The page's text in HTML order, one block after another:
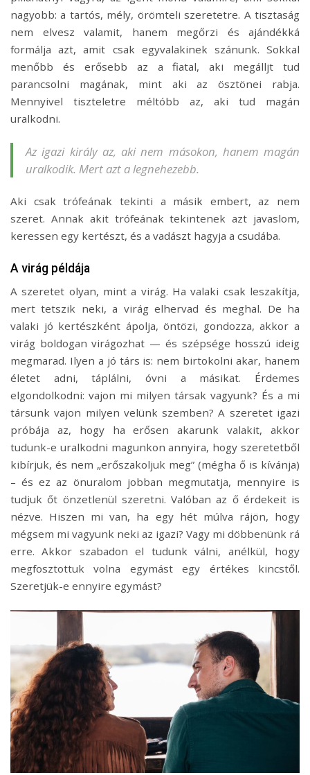
nagyobb: a tartós, mély, örömteli szeretetre. A tisztaság
nem elvesz valamit, hanem megőrzi és ajándékká
formálja azt, amit csak egyvalakinek szánunk. Sokkal
menőbb és erősebb az a fiatal, aki megálljt tud
parancsolni magának, mint aki az ösztönei rabja.
Mennyivel tiszteletre méltóbb az, aki tud magán
uralkodni.
Az igazi király az, aki nem másokon, hanem magán
uralkodik. Mert azt a legnehezebb.
Aki csak trófeának tekinti a másik embert, az nem
szeret. Annak akit trófeának tekintenek azt javaslom,
keressen egy kertészt, és a vadászt hagyja a csudába.
A virág példája
A szeretet olyan, mint a virág. Ha valaki csak leszakítja,
mert tetszik neki, a virág elhervad és meghal. De ha
valaki jó kertészként ápolja, öntözi, gondozza, akkor a
virág boldogan virágozhat — és szépsége hosszú ideig
megmarad. Ilyen a jó társ is: nem birtokolni akar, hanem
életet adni, táplálni, óvni a másikat. Érdemes
elgondolkodni: vajon mi milyen társak vagyunk? És a mi
társunk vajon milyen velünk szemben? A szeretet igazi
próbája az, hogy ha erősen akarunk valakit, akkor
tudunk-e uralkodni magunkon annyira, hogy szeretetből
kibírjuk, és nem „erőszakoljuk meg” (mégha ő is kívánja)
– és ez az önuralom jobban megmutatja, mennyire is
tudjuk őt önzetlenül szeretni. Valóban az ő érdekeit is
nézve. Hiszen mi van, ha egy hét múlva rájön, hogy
mégsem mi vagyunk neki az igazi? Vagy mi döbbenünk rá
erre. Akkor szabadon el tudunk válni, anélkül, hogy
megfosztottuk volna egymást egy értékes kincstől.
Szeretjük-e ennyire egymást?